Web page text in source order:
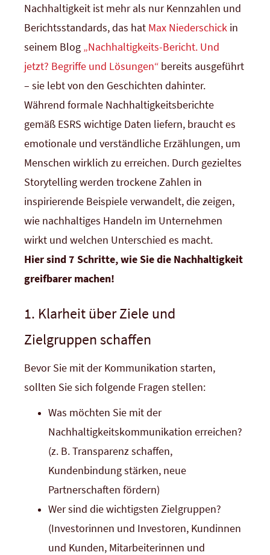
Nachhaltigkeit ist mehr als nur Kennzahlen und
Berichtsstandards, das hat Max Niederschick in
seinem Blog „Nachhaltigkeits-Bericht. Und
jetzt? Begriffe und Lösungen“ bereits ausgeführt
– sie lebt von den Geschichten dahinter.
Während formale Nachhaltigkeitsberichte
gemäß ESRS wichtige Daten liefern, braucht es
emotionale und verständliche Erzählungen, um
Menschen wirklich zu erreichen. Durch gezieltes
Storytelling werden trockene Zahlen in
inspirierende Beispiele verwandelt, die zeigen,
wie nachhaltiges Handeln im Unternehmen
wirkt und welchen Unterschied es macht.
Hier sind 7 Schritte, wie Sie die Nachhaltigkeit
greifbarer machen!
1. Klarheit über Ziele und
Zielgruppen schaffen
Bevor Sie mit der Kommunikation starten,
sollten Sie sich folgende Fragen stellen:
Was möchten Sie mit der
Nachhaltigkeitskommunikation erreichen?
(z. B. Transparenz schaffen,
Kundenbindung stärken, neue
Partnerschaften fördern)
Wer sind die wichtigsten Zielgruppen?
(Investorinnen und Investoren, Kundinnen
und Kunden, Mitarbeiterinnen und